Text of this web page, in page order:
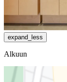
expand_less
Alkuun